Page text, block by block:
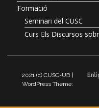
Formació
Seminari del CUSC
Curs Els Discursos
2021 (c) CUSC-UB |
WordPress Theme: